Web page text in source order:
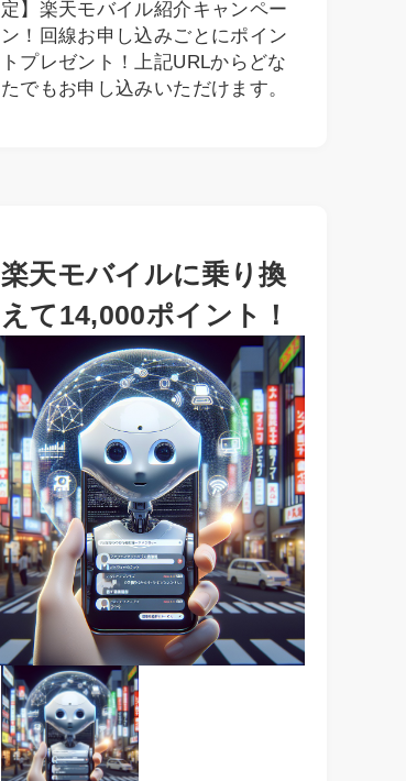
定】楽天モバイル紹介キャンペー
ン！回線お申し込みごとにポイン
トプレゼント！上記URLからどな
たでもお申し込みいただけます。
楽天モバイルに乗り換
えて14,000ポイント！